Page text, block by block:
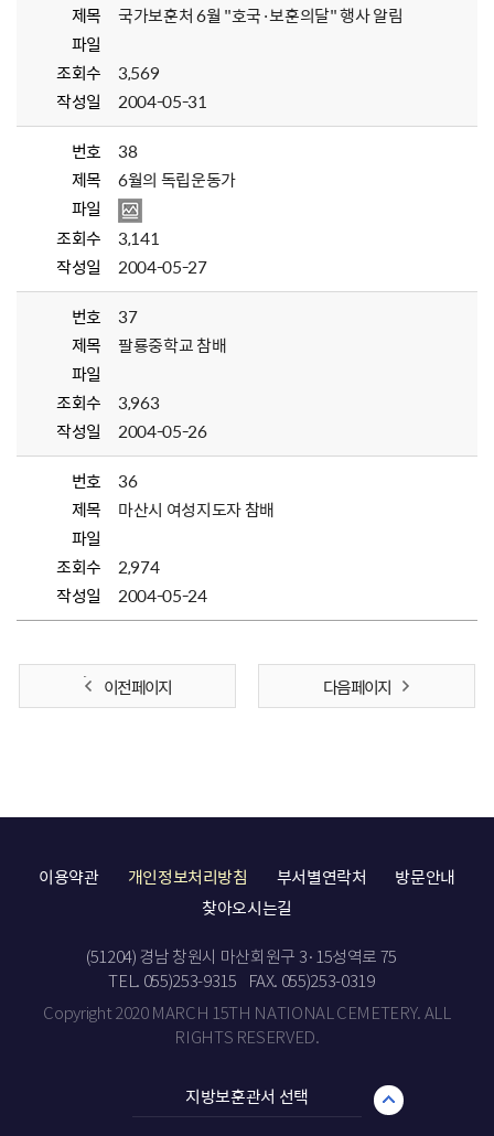
제목
국가보훈처 6월 "호국·보훈의달" 행사 알림
파일
조회수
3,569
작성일
2004-05-31
번호
38
제목
6월의 독립운동가
파일
조회수
3,141
작성일
2004-05-27
번호
37
제목
팔룡중학교 참배
파일
조회수
3,963
작성일
2004-05-26
번호
36
제목
마산시 여성지도자 참배
파일
조회수
2,974
작성일
2004-05-24
이전 페이지 다음 페이지
이용약관 개인정보처리방침 부서별연락처
방문안내
찾아오시는길
(51204) 경남 창원시 마산회원구 3·15성역로 75
TEL. 055)253-9315
FAX. 055)253-0319
Copyright 2020 MARCH 15TH NATIONAL CEMETERY. ALL
RIGHTS RESERVED.
지방보훈관서 선택